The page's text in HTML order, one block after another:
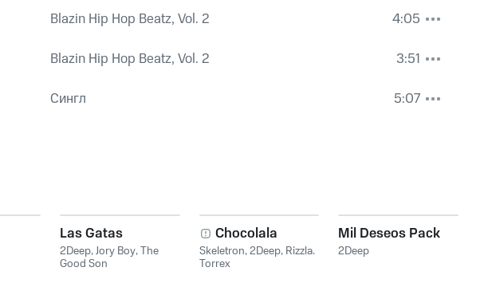
Blazin Hip Hop Beatz, Vol. 2
4:05
Blazin Hip Hop Beatz, Vol. 2
3:51
Сингл 5:07
Las Gatas
2Deep,Jory Boy,The
Good Son
Chocolala
Skeletron,2Deep, Rizzla,
Torrex
Mil Deseos Pack
2Deep